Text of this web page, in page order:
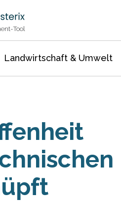
Tool
Landwirtschaft & Umwelt